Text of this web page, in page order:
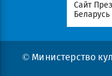
Сайт
Беларусь
© Министерство